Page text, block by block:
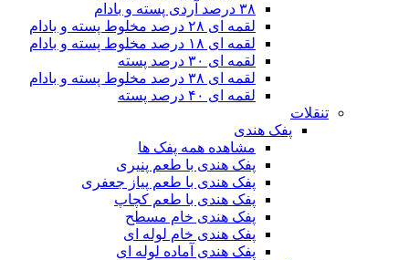
۳۸ درصد آردی پسته و بادام
لقمه ای ۲۸ درصد مخلوط پسته و بادام
لقمه ای ۱۸ درصد مخلوط پسته و بادام
لقمه ای ۳۰ درصد پسته
لقمه ای ۳۸ درصد مخلوط پسته و بادام
لقمه ای ۴۰ درصد پسته
تنقلات
پفک هندی
مشاهده همه پفک ها
پفک هندی با طعم پنیری
پفک هندی با طعم پیاز جعفری
پفک هندی با طعم کچاپ
پفک هندی خام مسطح
پفک هندی خام لوله ای
پفک هندی آماده لوله ای